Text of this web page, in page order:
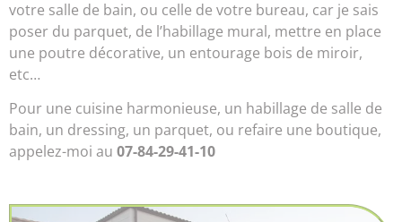
votre salle de bain, ou celle de votre bureau, car je sais
poser du parquet, de l’habillage mural, mettre en place
une poutre décorative, un entourage bois de miroir,
etc…
Pour une cuisine harmonieuse, un habillage de salle de
bain, un dressing, un parquet, ou refaire une boutique,
appelez-moi au 07-84-29-41-10